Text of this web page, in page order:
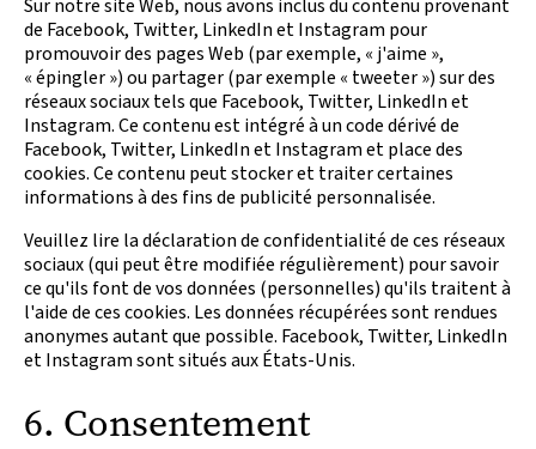
Sur notre site Web, nous avons inclus du contenu provenant
de Facebook, Twitter, LinkedIn et Instagram pour
promouvoir des pages Web (par exemple, « j'aime »,
« épingler ») ou partager (par exemple « tweeter ») sur des
réseaux sociaux tels que Facebook, Twitter, LinkedIn et
Instagram. Ce contenu est intégré à un code dérivé de
Facebook, Twitter, LinkedIn et Instagram et place des
cookies. Ce contenu peut stocker et traiter certaines
informations à des fins de publicité personnalisée.
Veuillez lire la déclaration de confidentialité de ces réseaux
sociaux (qui peut être modifiée régulièrement) pour savoir
ce qu'ils font de vos données (personnelles) qu'ils traitent à
l'aide de ces cookies. Les données récupérées sont rendues
anonymes autant que possible. Facebook, Twitter, LinkedIn
et Instagram sont situés aux États-Unis.
6. Consentement